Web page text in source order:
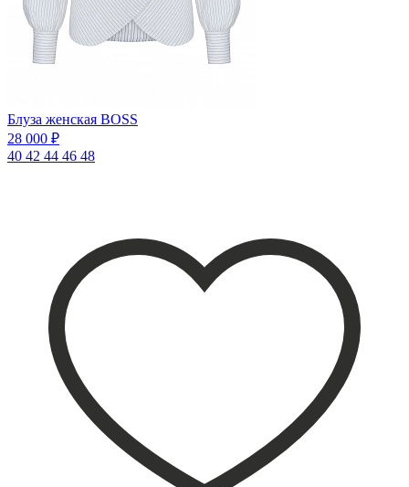
Блуза женская BOSS
28 000 ₽
40 42 44 46 48